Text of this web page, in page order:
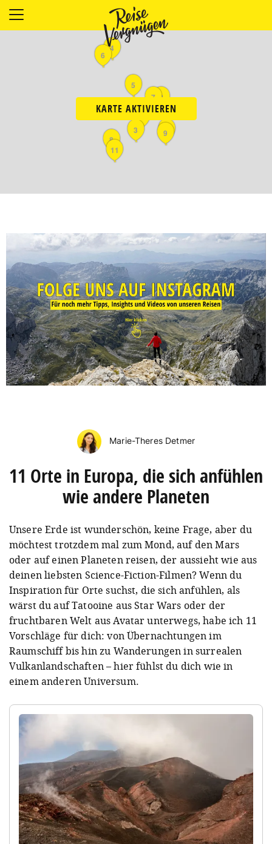
LÄNDER
KARTE AKTIVIEREN
6
4
8
2
3
5
7
1
9
11
Marie-Theres Detmer
11 Orte in Europa, die sich anfühlen
wie andere Planeten
Unsere Erde ist wunderschön, keine Frage, aber du
möchtest trotzdem mal zum Mond, auf den Mars
oder auf einen Planeten reisen, der aussieht wie aus
deinen liebsten Science-Fiction-Filmen? Wenn du
Inspiration für Orte suchst, die sich anfühlen, als
wärst du auf Tatooine aus Star Wars oder der
fruchtbaren Welt aus Avatar unterwegs, habe ich 11
Vorschläge für dich: von Übernachtungen im
Raumschiff bis hin zu Wanderungen in surrealen
Vulkanlandschaften – hier fühlst du dich wie in
einem anderen Universum.